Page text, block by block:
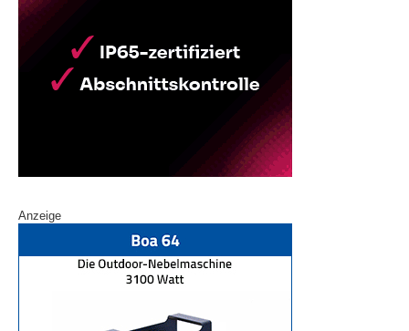
Anzeige